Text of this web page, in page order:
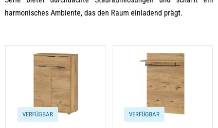
harmonisches Ambiente, das den Raum einladend prägt.
VERFÜGBAR VERFÜGBAR